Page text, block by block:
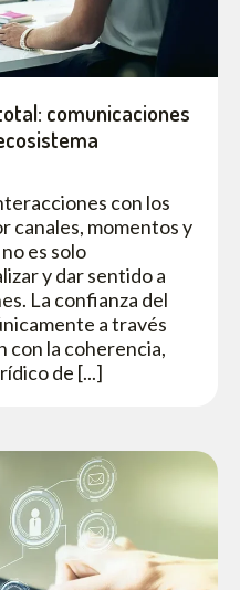
comunicaciones
con los
canales, momentos y
es solo
y dar sentido a
La confianza del
a través
con la coherencia,
de [...]